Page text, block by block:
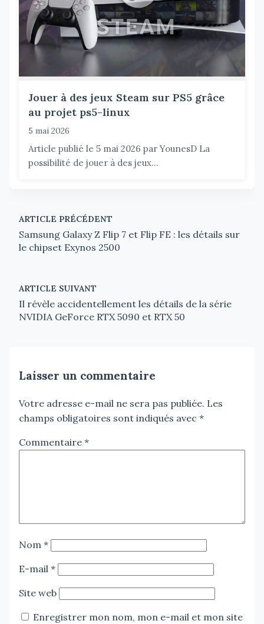
Jouer à des jeux Steam sur PS5 grâce
au projet ps5-linux
5 mai 2026
Article publié le 5 mai 2026 par YounesD La
possibilité de jouer à des jeux...
ARTICLE PRÉCÉDENT
Samsung Galaxy Z Flip 7 et Flip FE : les détails sur
le chipset Exynos 2500
ARTICLE SUIVANT
Il révèle accidentellement les détails de la série
NVIDIA GeForce RTX 5090 et RTX 50
Laisser un commentaire
Votre adresse e-mail ne sera pas publiée. Les
champs obligatoires sont indiqués avec *
Commentaire *
Nom *
E-mail *
Site web
Enregistrer mon nom, mon e-mail et mon site